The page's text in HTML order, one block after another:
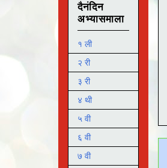
दैनंदिन
अभ्यासमाला
१ ली
२ री
३ री
४ थी
५ वी
६ वी
७ वी